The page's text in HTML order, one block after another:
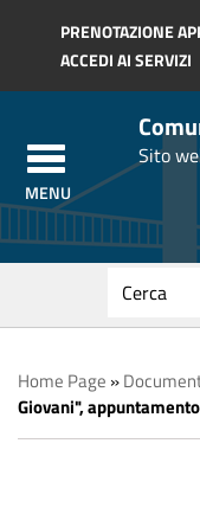
Regione Toscana
PRENOTAZIONE
ACCEDI AI SERVIZI
Sito
testo
da
cercare
ricerca
Home Page »
Giovani",